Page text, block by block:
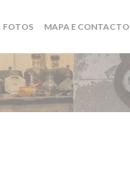
FOTOS MAPA E CONTACTO